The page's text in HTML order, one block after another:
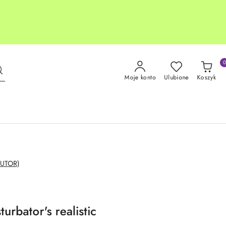
Moje konto Ulubione Koszyk
0
realistic